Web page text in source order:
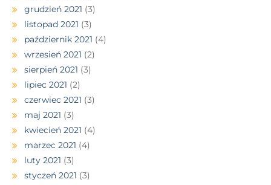
grudzień 2021 (3)
listopad 2021 (3)
październik 2021 (4)
wrzesień 2021 (2)
sierpień 2021 (3)
lipiec 2021 (2)
czerwiec 2021 (3)
maj 2021 (3)
kwiecień 2021 (4)
marzec 2021 (4)
luty 2021 (3)
styczeń 2021 (3)